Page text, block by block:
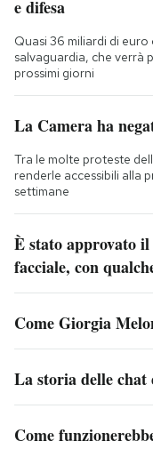
e difesa
Quasi 36 miliardi di
salvaguardia, che verrà
prossimi giorni
La Camera ha
Tra le molte proteste
renderle accessibili alla
settimane
È stato approvato
facciale, con
Come Giorgia
La storia delle
Come